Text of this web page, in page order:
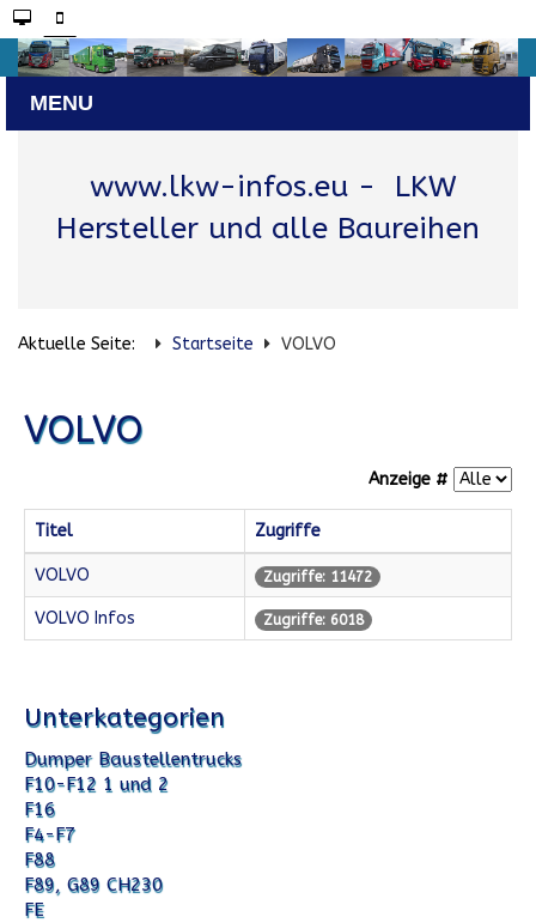
www.lkw-infos.eu- LKW
Hersteller und alle Baureihen
Aktuelle Seite: Startseite VOLVO
VOLVO
Anzeige #
Titel Zugriffe
VOLVO Zugriffe: 11472
VOLVO Infos Zugriffe: 6018
Unterkategorien
Dumper Baustellentrucks
F10-F12 1 und 2
F16
F4-F7
F88
F89, G89 CH230
FE